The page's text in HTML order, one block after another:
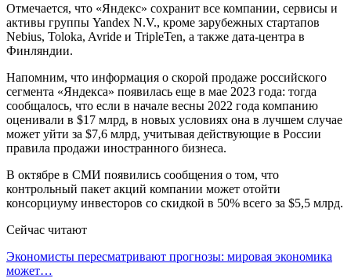
Отмечается, что «Яндекс» сохранит все компании, сервисы и
активы группы Yandex N.V., кроме зарубежных стартапов
Nebius, Toloka, Avride и TripleTen, а также дата-центра в
Финляндии.
Напомним, что информация о скорой продаже российского
сегмента «Яндекса» появилась еще в мае 2023 года: тогда
сообщалось, что если в начале весны 2022 года компанию
оценивали в $17 млрд, в новых условиях она в лучшем случае
может уйти за $7,6 млрд, учитывая действующие в России
правила продажи иностранного бизнеса.
В октябре в СМИ появились сообщения о том, что
контрольный пакет акций компании может отойти
консорциуму инвесторов со скидкой в 50% всего за $5,5 млрд.
Сейчас читают
Экономисты пересматривают прогнозы: мировая экономика
может…